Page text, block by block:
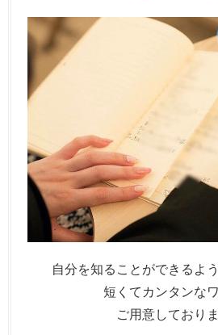
自分を知ることができるよ
短くてカンタンな
ご用意しておりま